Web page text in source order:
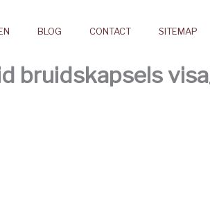
BLOG CONTACT SITEMAP
bruidskapsels